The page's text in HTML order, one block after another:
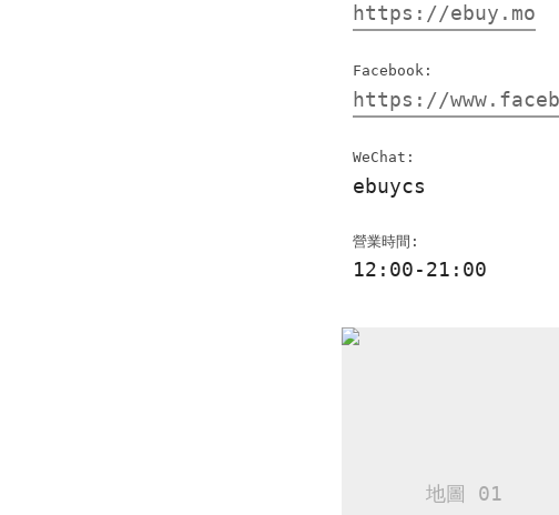
https://ebuy.mo
Facebook:
https://
WeChat:
ebuycs
營業時間:
12:00-21:00